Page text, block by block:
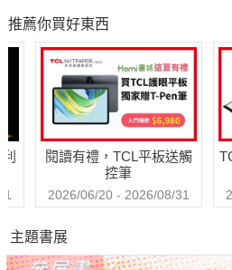
源。
然而，一切都將再度扭轉，意料之
《A. J.的書店人生》充滿驚喜與感動
關於生命的轉變、第二次機會，以及
無法抗拒的理由。在作者巧妙的筆下
島嶼書屋是間維多利亞風格的小屋，
上面寫著：｢沒有人是座孤島，一書
推薦你買好東西
閱讀有禮，TCL平板送觸
控筆
2026/06/20 - 2026/08/31
主題書展